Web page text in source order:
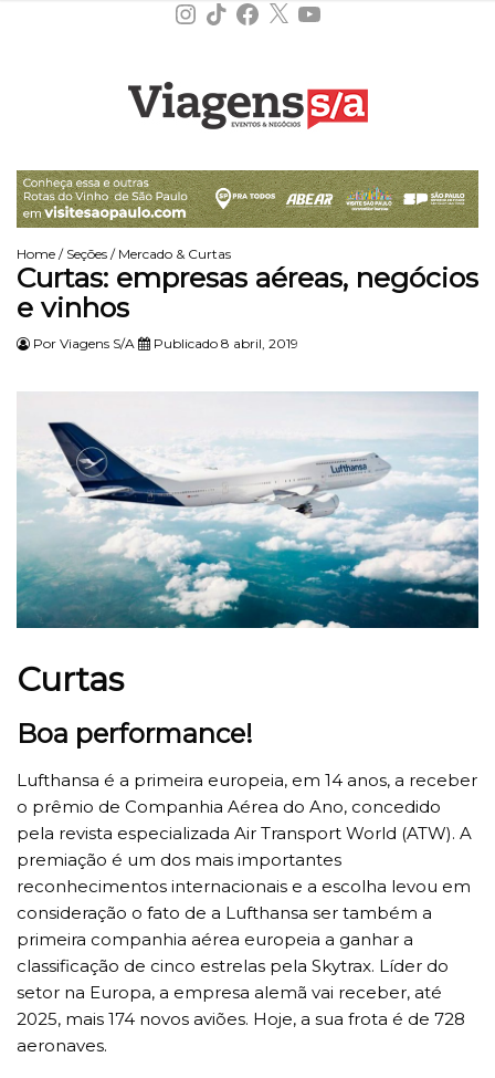
Instagram
TikTokFacebook
X YouTube
Home / Seções / Mercado & Curtas
Curtas: empresas aéreas, negócios
e vinhos
Por Viagens S/A Publicado 8 abril, 2019
Curtas
Boa performance!
Lufthansa é a primeira europeia, em 14 anos, a receber
o prêmio de Companhia Aérea do Ano, concedido
pela revista especializada Air Transport World (ATW). A
premiação é um dos mais importantes
reconhecimentos internacionais e a escolha levou em
consideração o fato de a Lufthansa ser também a
primeira companhia aérea europeia a ganhar a
classificação de cinco estrelas pela Skytrax. Líder do
setor na Europa, a empresa alemã vai receber, até
2025, mais 174 novos aviões. Hoje, a sua frota é de 728
aeronaves.